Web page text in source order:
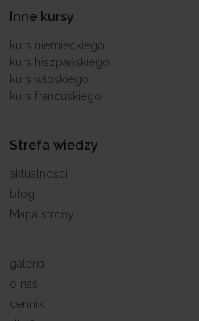
Inne kursy
kurs niemieckiego
kurs hiszpańskiego
kurs włoskiego
kurs francuskiego
Strefa wiedzy
aktualności
blog
Mapa strony
galeria
o nas
cennik